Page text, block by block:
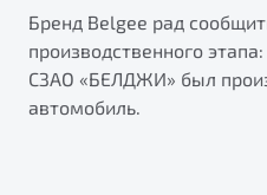
Бренд Belgee рад
производственного
СЗАО «БЕЛДЖИ» был
автомобиль.